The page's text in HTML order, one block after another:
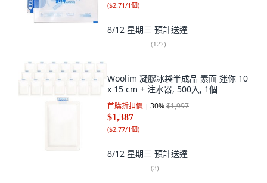
($2.71/1個)
8/12 星期三 預計送達
(127)
Woolim 凝膠冰袋半成品 素面 迷你 10
x 15 cm + 注水器, 500入, 1個
首購折扣價 30%$1,997
$1,387
($2.77/1個)
8/12 星期三 預計送達
(3)